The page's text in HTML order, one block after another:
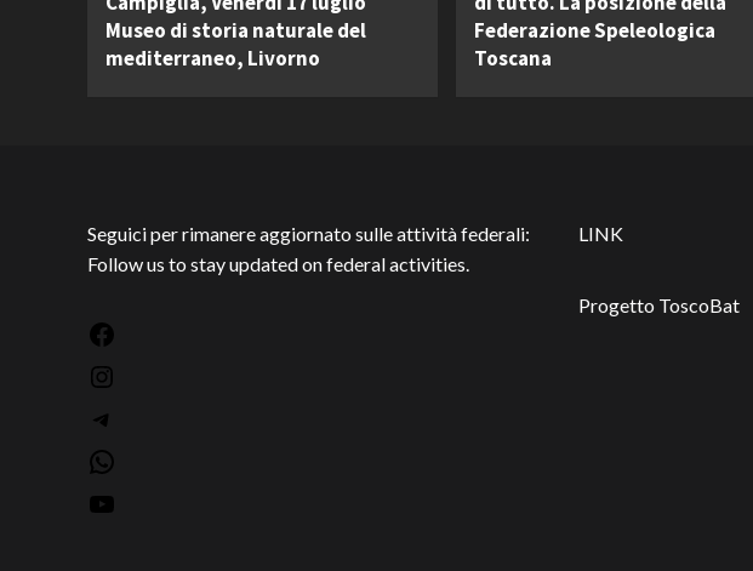
Museo di storia naturale del
mediterraneo, Livorno
Federazione Speleologica
Toscana
Seguici per rimanere aggiornato sulle attività federali:
Follow us to stay updated on federal activities.
LINK
Progetto ToscoBat